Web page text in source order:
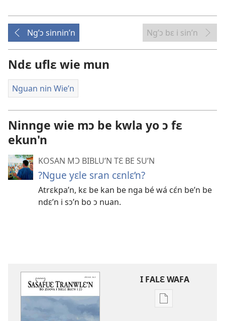
Ng’ɔ sinnin’n Ng’ɔ bɛ i sin’n
Ndɛ uflɛ wie mun
Nguan nin Wie’n
Ninnge wie mɔ be kwla yo ɔ fɛ
ekun'n
KOSAN MƆ BIBLU’N TƐ BE SU’N
?Ngue yɛle sran cɛnlɛ’n?
Atrɛkpa’n, kɛ be kan be nga bé wá cɛ́n be’n be
ndɛ’n i sɔ’n bo ɔ nuan.
I FALƐ WAFA
Nga